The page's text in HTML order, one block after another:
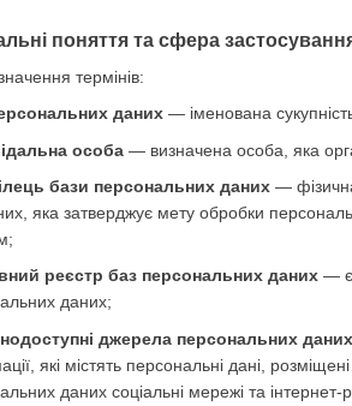
поняття та сфера
термінів:
даних — іменована
особа — визначена особа, яка
бази персональних даних —
яка затверджує мету обробки
реєстр баз персональних даних —
даних;
джерела персональних
які містять персональні дані,
даних соціальні мережі та